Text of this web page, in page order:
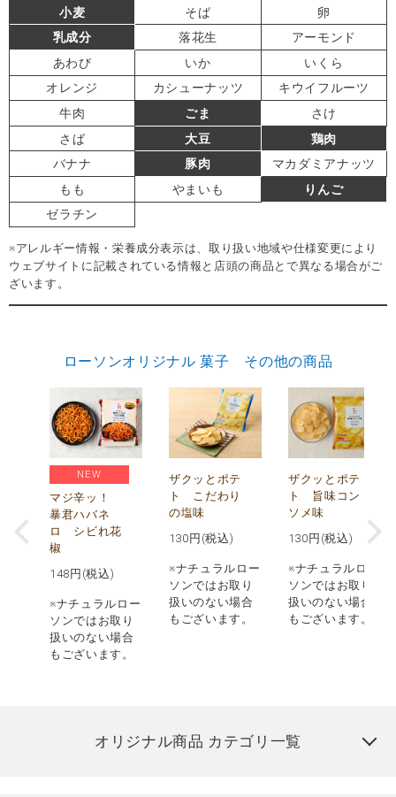
小麦
そば
卵
乳成分
落花生
アーモンド
あわび
いか
いくら
オレンジ
カシューナッツ
キウイフルーツ
牛肉
ごま
さけ
さば
大豆
鶏肉
バナナ
豚肉
マカダミアナッツ
もも
やまいも
りんご
ゼラチン
※アレルギー情報・栄養成分表示は、取り扱い地域や仕様変更により
ウェブサイトに記載されている情報と店頭の商品とで異なる場合がご
ざいます。
ローソンオリジナル 菓子 その他の商品
NEW
マジ辛ッ！
暴君ハバネ
ロ シビれ花
椒
148 円(税込)
※ナチュラルロー
ソンではお取り
扱いのない場合
もございます。
ザクッとポテ
ト こだわり
の塩味
130 円(税込)
※ナチュラルロー
ソンではお取り
扱いのない場合
もございます。
ザクッとポテ
ト 旨味コン
ソメ味
130 円(税込)
※ナチュラルロー
ソンではお取り
扱いのない場合
もございます。
オリジナル商品 カテゴリ一覧